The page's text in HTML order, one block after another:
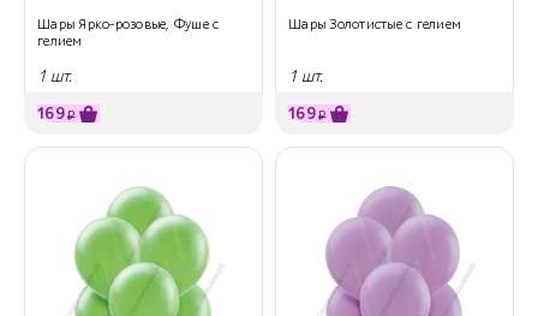
Шары Ярко-розовые, Фуше с
гелием
1 шт.
169₽
Шары Золотистые с гелием
1 шт.
169₽